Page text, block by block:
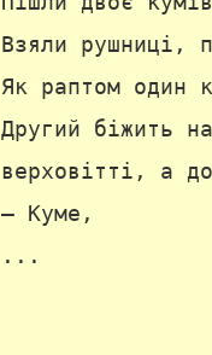
Взяли рушниці,
Як раптом один
Другий біжить
верховітті, а
— Куме,
...